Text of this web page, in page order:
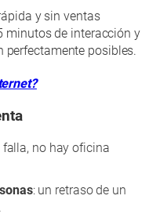
y sin ventas
minutos de interacción y
posibles.
falla, no hay oficina
: un retraso de un